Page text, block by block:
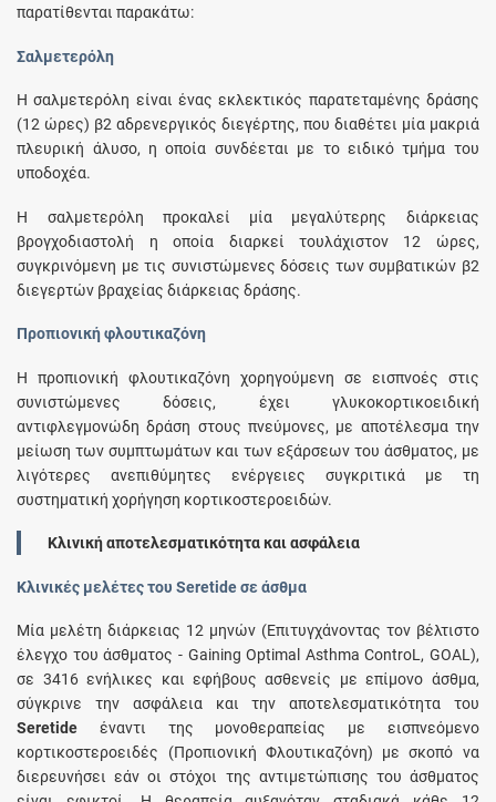
παρατίθενται παρακάτω:
Σαλμετερόλη
Η σαλμετερόλη είναι ένας εκλεκτικός παρατεταμένης δράσης
(12 ώρες) β2 αδρενεργικός διεγέρτης, που διαθέτει μία μακριά
πλευρική άλυσο, η οποία συνδέεται με το ειδικό τμήμα του
υποδοχέα.
Η σαλμετερόλη προκαλεί μία μεγαλύτερης διάρκειας
βρογχοδιαστολή η οποία διαρκεί τουλάχιστον 12 ώρες,
συγκρινόμενη με τις συνιστώμενες δόσεις των συμβατικών β2
διεγερτών βραχείας διάρκειας δράσης.
Προπιονική φλουτικαζόνη
Η προπιονική φλουτικαζόνη χορηγούμενη σε εισπνοές στις
συνιστώμενες δόσεις, έχει γλυκοκορτικοειδική
αντιφλεγμονώδη δράση στους πνεύμονες, με αποτέλεσμα την
μείωση των συμπτωμάτων και των εξάρσεων του άσθματος, με
λιγότερες ανεπιθύμητες ενέργειες συγκριτικά με τη
συστηματική χορήγηση κορτικοστεροειδών.
Κλινική αποτελεσματικότητα και ασφάλεια
Kλινικές μελέτες του Seretide σε άσθμα
Μία μελέτη διάρκειας 12 μηνών (Επιτυγχάνοντας τον βέλτιστο
έλεγχο του άσθματος - Gaining Optimal Asthma ControL, GOAL),
σε 3416 ενήλικες και εφήβους ασθενείς με επίμονο άσθμα,
σύγκρινε την ασφάλεια και την αποτελεσματικότητα του
Seretide έναντι της μονοθεραπείας με εισπνεόμενο
κορτικοστεροειδές (Προπιονική Φλουτικαζόνη) με σκοπό να
διερευνήσει εάν οι στόχοι της αντιμετώπισης του άσθματος